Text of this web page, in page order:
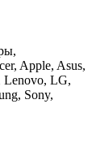
Apple, Asus,
Lenovo, LG,
Sony,